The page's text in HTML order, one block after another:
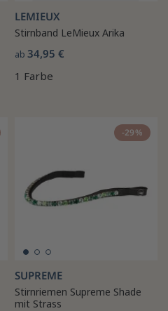
LEMIEUX
Stirnband LeMieux Arika
ab 34,95 €
1 Farbe
-29%
SUPREME
Stirnriemen Supreme Shade
mit Strass